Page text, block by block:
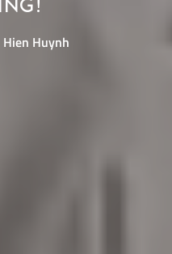
Hien Huynh